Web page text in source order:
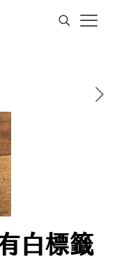
白標籤